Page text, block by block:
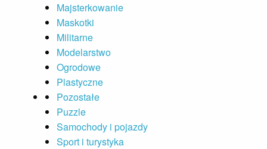
Majsterkowanie
Maskotki
Militarne
Modelarstwo
Ogrodowe
Plastyczne
Pozostałe
Puzzle
Samochody i pojazdy
Sport i turystyka